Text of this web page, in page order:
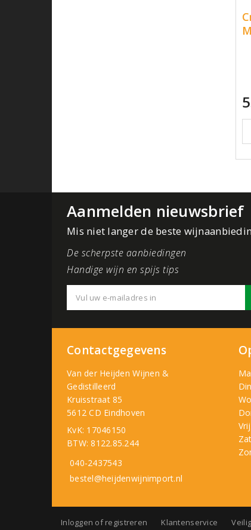
Aanmelden nieuwsbrief
Mis niet langer de beste
De scherpste aanbiedingen
Handige wijn en spijs tips
Contactgegevens
Van der Heijden Wijnen &
Gedistilleerd
Kruisstraat 85
5612 CD Eindhoven
KvK: 17046150
BTW: 8122.85.244
040-2437543
bestel@heijdenwijnimport.nl
Inloggen of registreren Klantenservice